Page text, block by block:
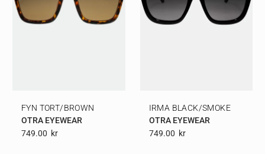
FYN TORT/BROWN
OTRA EYEWEAR
749.00 Kr
IRMA BLACK/SMOKE
OTRA EYEWEAR
749.00 Kr